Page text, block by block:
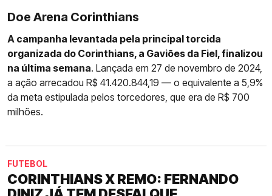
Doe Arena Corinthians
A campanha levantada pela principal torcida
organizada do Corinthians, a Gaviões da Fiel, finalizou
na última semana. Lançada em 27 de novembro de 2024,
a ação arrecadou R$ 41.420.844,19 — o equivalente a 5,9%
da meta estipulada pelos torcedores, que era de R$ 700
milhões.
FUTEBOL
CORINTHIANS X REMO: FERNANDO